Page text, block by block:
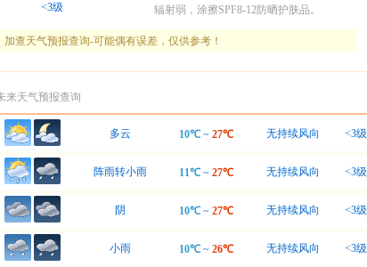
<3级
辐射弱，涂擦SPF8-12防晒护肤品。
加查天气预报查询-可能偶有误差，仅供参考！
来天气预报查询
多云 10℃ ~ 27℃ 无持续风向 <3级
阵雨转小雨 11℃ ~ 27℃ 无持续风向 <3级
阴 10℃ ~ 27℃ 无持续风向 <3级
小雨 10℃ ~ 26℃ 无持续风向 <3级